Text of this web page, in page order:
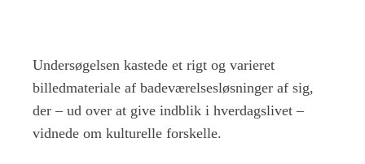
Undersøgelsen kastede et rigt og varieret
billedmateriale af badeværelsesløsninger af sig,
der – ud over at give indblik i hverdagslivet –
vidnede om kulturelle forskelle.